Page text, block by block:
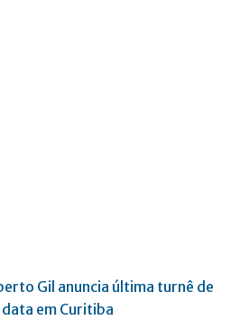
Gil anuncia última turnê de
em Curitiba